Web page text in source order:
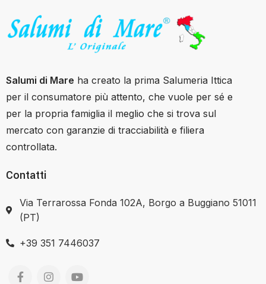
Salumi di Mare ha creato la prima Salumeria Ittica
per il consumatore più attento, che vuole per sé e
per la propria famiglia il meglio che si trova sul
mercato con garanzie di tracciabilità e filiera
controllata.
Contatti
Via Terrarossa Fonda 102A, Borgo a Buggiano 51011
(PT)
+39 351 7446037